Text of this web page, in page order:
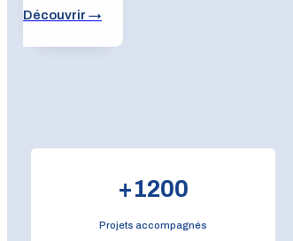
Un accompagnement
Découvrir →
+1200
Projets accompagnés